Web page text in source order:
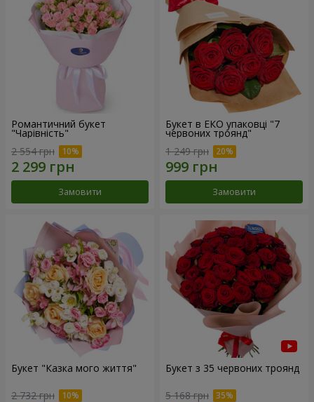
Романтичний букет
"Чарівність"
2 554 грн
Замовити
Букет в ЕКО упаковці "7
червоних троянд"
1 249 грн
Замовити
Букет "Казка мого життя"
2 732 грн
Букет з 35 червоних троянд
5 168 грн